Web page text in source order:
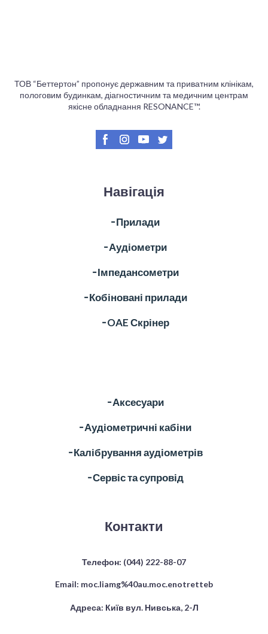
ТОВ “Беттертон” пропонує державним та приватним клінікам,
пологовим будинкам, діагностичним та медичним центрам
якісне обладнання RESONANCE™.
Навігація
╶ Прилади
╶ Аудіометри
╶ Імпедансометри
╶ Кобіновані прилади
╶ OAE Скрінер
╶ Аксесуари
╶ Аудіометричні кабіни
╶ Калібрування аудіометрів
╶ Сервіс та супровід
Контакти
Телефон: (044) 222-88-07
Email: moc.liamg%40au.moc.enotretteb
Адреса: Київ вул. Нивська, 2-Л